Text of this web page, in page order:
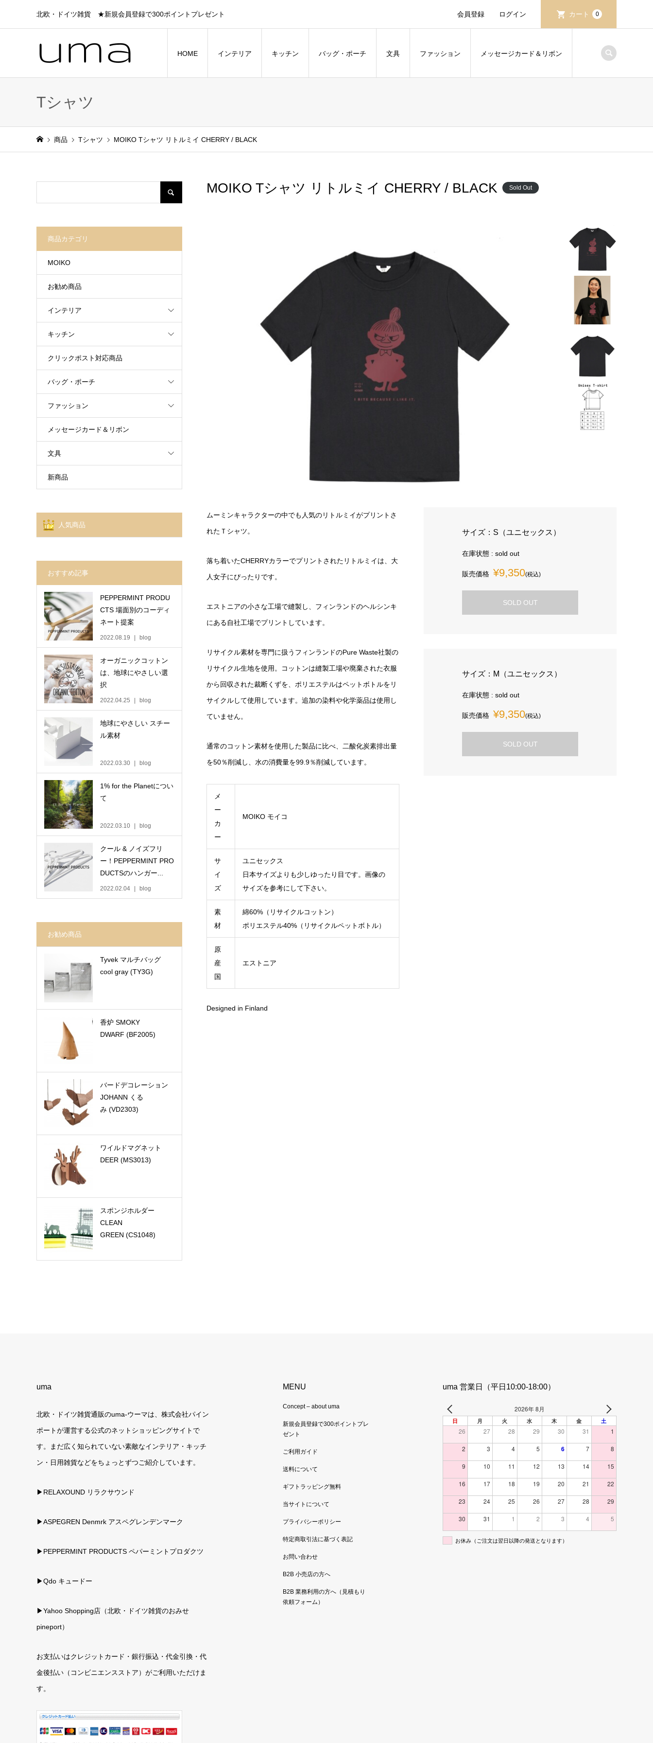
北欧・ドイツ雑貨 ★新規会員登録で300ポイントプレゼント 会員登録 ログイン カート 0
HOME インテリア キッチン バッグ・ポーチ 文具 ファッション メッセージカード＆リボン
Tシャツ
商品 Tシャツ MOIKO Tシャツ リトルミイ CHERRY / BLACK
MOIKO Tシャツ リトルミイ CHERRY / BLACK Sold Out
ムーミンキャラクターの中でも人気のリトルミイがプリントさ
れたＴシャツ。
落ち着いたCHERRYカラーでプリントされたリトルミイは、大
人女子にぴったりです。
エストニアの小さな工場で縫製し、フィンランドのヘルシンキ
にある自社工場でプリントしています。
リサイクル素材を専門に扱うフィンランドのPure Waste社製の
リサイクル生地を使用。コットンは縫製工場や廃棄された衣服
から回収された裁断くずを、ポリエステルはペットボトルをリ
サイクルして使用しています。追加の染料や化学薬品は使用し
ていません。
通常のコットン素材を使用した製品に比べ、二酸化炭素排出量
を50％削減し、水の消費量を99.9％削減しています。
メ
ー
カ
ー
MOIKO モイコ
サ
イ
ズ
ユニセックス
日本サイズよりも少しゆったり目です。画像の
サイズを参考にして下さい。
素
材
綿60%（リサイクルコットン）
ポリエステル40%（リサイクルペットボトル）
原
産
国
エストニア
Designed in Finland
サイズ：S（ユニセックス）
在庫状態 : sold out
販売価格 ¥9,350(税込)
SOLD OUT
サイズ：M（ユニセックス）
在庫状態 : sold out
販売価格 ¥9,350(税込)
SOLD OUT
商品カテゴリ
MOIKO
お勧め商品
インテリア
キッチン
クリックポスト対応商品
バッグ・ポーチ
ファッション
メッセージカード＆リボン
文具
新商品
人気商品
おすすめ記事
PEPPERMINT PRODU
CTS 場面別のコーディ
ネート提案
2022.08.19 blog
オーガニックコットン
は、地球にやさしい選
択
2022.04.25 blog
地球にやさしい スチー
ル素材
2022.03.30 blog
1% for the Planetについ
て
2022.03.10 blog
クール & ノイズフリ
ー！PEPPERMINT PRO
DUCTSのハンガー...
2022.02.04 blog
お勧め商品
Tyvek マルチバッグ
cool gray (TY3G)
香炉 SMOKY
DWARF (BF2005)
バードデコレーション
JOHANN くる
み (VD2303)
ワイルドマグネット
DEER (MS3013)
スポンジホルダー
CLEAN
GREEN (CS1048)
uma
北欧・ドイツ雑貨通販のuma-ウーマは、株式会社パイン
ポートが運営する公式のネットショッピングサイトで
す。まだ広く知られていない素敵なインテリア・キッチ
ン・日用雑貨などをちょっとずつご紹介しています。
▶RELAXOUND リラクサウンド
▶ASPEGREN Denmrk アスペグレンデンマーク
▶PEPPERMINT PRODUCTS ペパーミントプロダクツ
▶Qdo キュードー
▶Yahoo Shopping店（北欧・ドイツ雑貨のおみせ
pineport）
お支払いはクレジットカード・銀行振込・代金引換・代
金後払い（コンビニエンスストア）がご利用いただけま
す。
MENU
Concept – about uma
新規会員登録で300ポイントプレ
ゼント
ご利用ガイド
送料について
ギフトラッピング無料
当サイトについて
プライバシーポリシー
特定商取引法に基づく表記
お問い合わせ
B2B 小売店の方へ
B2B 業務利用の方へ（見積もり
依頼フォーム）
uma 営業日（平日10:00-18:00）
2026年 8月
日 月 火 水 木 金 土
26 27 28 29 30 31 1
2 3 4 5 6 7 8
9 10 11 12 13 14 15
16 17 18 19 20 21 22
23 24 25 26 27 28 29
30 31 1 2 3 4 5
お休み（ご注文は翌日以降の発送となります）